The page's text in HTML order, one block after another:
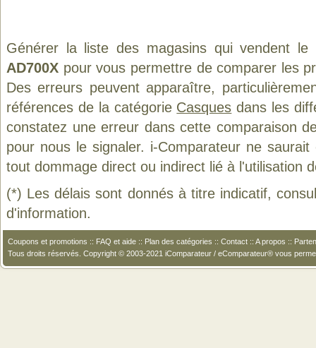
Générer la liste des magasins qui vendent
AD700X pour vous permettre de comparer les
Des erreurs peuvent apparaître,
références de la catégorie Casques dans les
constatez une erreur dans cette comparaison
pour nous le signaler. i-Comparateur ne
tout dommage direct ou indirect lié à l'utilisation
(*) Les délais sont donnés à titre indicatif,
d'information.
Coupons et promotions :: FAQ et aide :: Plan des catégories :: Contact :: A propos ::
Tous droits réservés. Copyright © 2003-2021 iComparateur / eComparateur® vous